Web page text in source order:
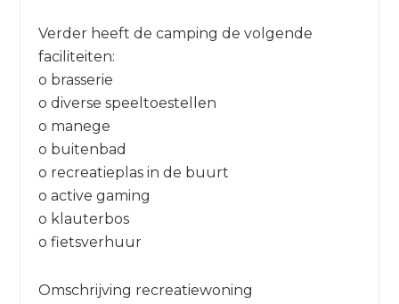
Verder heeft de camping de volgende
faciliteiten:
o brasserie
o diverse speeltoestellen
o manege
o buitenbad
o recreatieplas in de buurt
o active gaming
o klauterbos
o fietsverhuur
Omschrijving recreatiewoning